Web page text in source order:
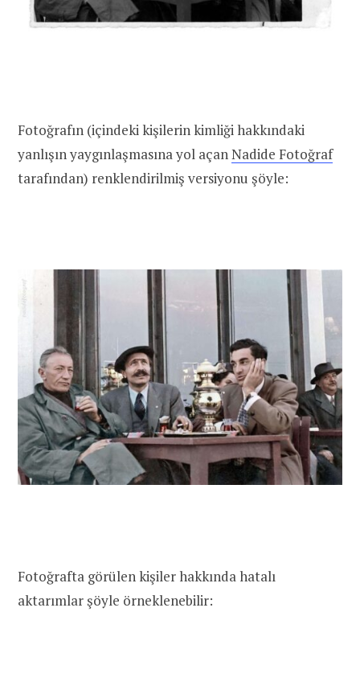
Fotoğrafın (içindeki kişilerin kimliği hakkındaki
yanlışın yaygınlaşmasına yol açanNadide Fotoğraf
tarafından) renklendirilmiş versiyonu şöyle:
Fotoğrafta görülen kişiler hakkında hatalı
aktarımlar şöyle örneklenebilir: